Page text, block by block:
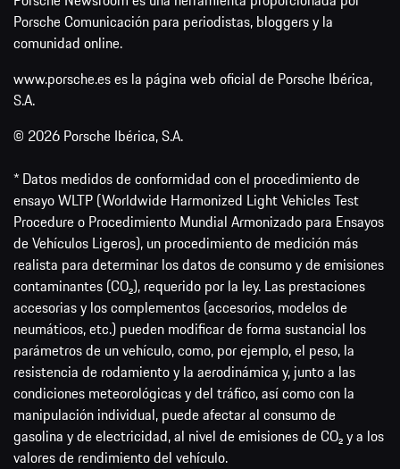
Porsche Comunicación para periodistas, bloggers y la
comunidad online.
www.porsche.es es la página web oficial de Porsche Ibérica,
S.A.
© 2026 Porsche Ibérica, S.A.
* Datos medidos de conformidad con el procedimiento de
ensayo WLTP (Worldwide Harmonized Light Vehicles Test
Procedure o Procedimiento Mundial Armonizado para Ensayos
de Vehículos Ligeros), un procedimiento de medición más
realista para determinar los datos de consumo y de emisiones
contaminantes (CO₂), requerido por la ley. Las prestaciones
accesorias y los complementos (accesorios, modelos de
neumáticos, etc.) pueden modificar de forma sustancial los
parámetros de un vehículo, como, por ejemplo, el peso, la
resistencia de rodamiento y la aerodinámica y, junto a las
condiciones meteorológicas y del tráfico, así como con la
manipulación individual, puede afectar al consumo de
gasolina y de electricidad, al nivel de emisiones de CO₂ y a los
valores de rendimiento del vehículo.